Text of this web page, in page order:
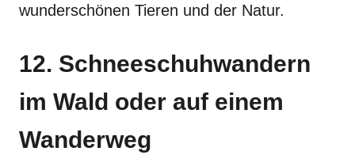
wunderschönen Tieren und der Natur.
12. Schneeschuhwandern
im Wald oder auf einem
Wanderweg